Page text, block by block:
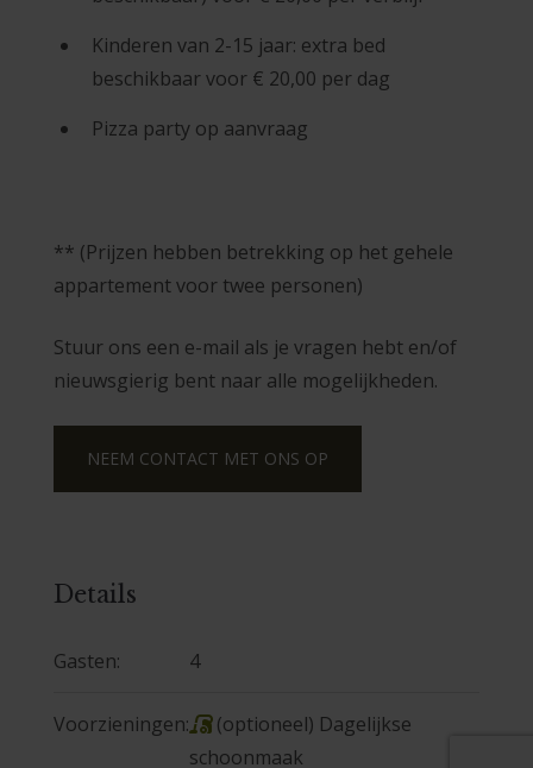
Kinderen van 2-15 jaar: extra bed
beschikbaar voor € 20,00 per dag
Pizza party op aanvraag
** (Prijzen hebben betrekking op het gehele
appartement voor twee personen)
Stuur ons een e-mail als je vragen hebt en/of
nieuwsgierig bent naar alle mogelijkheden.
NEEM CONTACT MET ONS OP
Details
Gasten: 4
Voorzieningen:
(optioneel) Dagelijkse
schoonmaak